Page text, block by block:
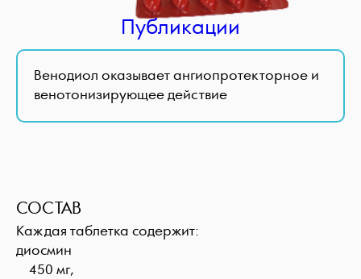
Публикации
Венодиол оказывает ангиопротекторное и
венотонизирующее действие
СОСТАВ
Каждая таблетка содержит:
диосмин
450 мг,